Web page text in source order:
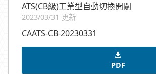
ATS(CB級)工業型自動切換開關
2023/03/31 更新
CAATS-CB-20230331
PDF